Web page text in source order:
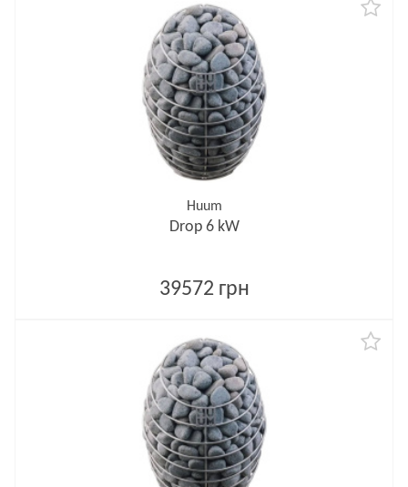
Huum
Drop 6 kW
39572 грн